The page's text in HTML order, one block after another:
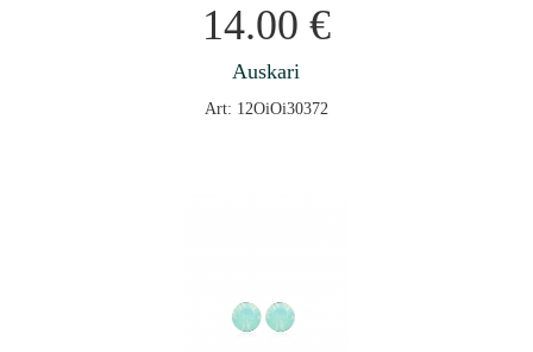
14.00 €
Auskari
Art: 12OiOi30372